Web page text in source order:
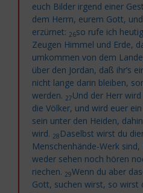
euch Bilder irgend einer
dem Herrn, eurem Gott,
erzürnet: 26so rufe ich
Zeugen Himmel und Erde,
umkommen von dem
über den Jordan, daß ihr’s
nicht lange darin bleiben,
werden. 27Und der Herr
die Völker, und wird euer
sein unter den Heiden,
wird. 28 Daselbst wirst du
Menschenhände-Werk
weder sehen noch hören
riechen. 29Wenn du aber
Gott, suchen wirst, so wirst